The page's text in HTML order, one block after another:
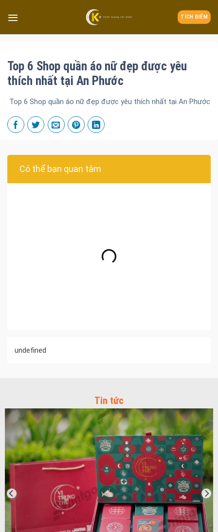
TÍCH ĐIỂM
Top 6 Shop quần áo nữ đẹp được yêu
thích nhất tại An Phước
Top 6 Shop quần áo nữ đẹp được yêu thích nhất tại An Phước
Có thể bạn quan tâm
undefined
Tin tức